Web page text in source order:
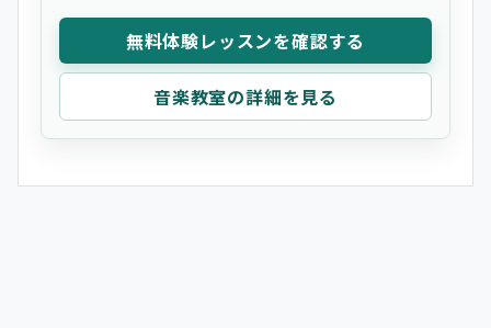
無料体験レッスンを確認する
音楽教室の詳細を見る